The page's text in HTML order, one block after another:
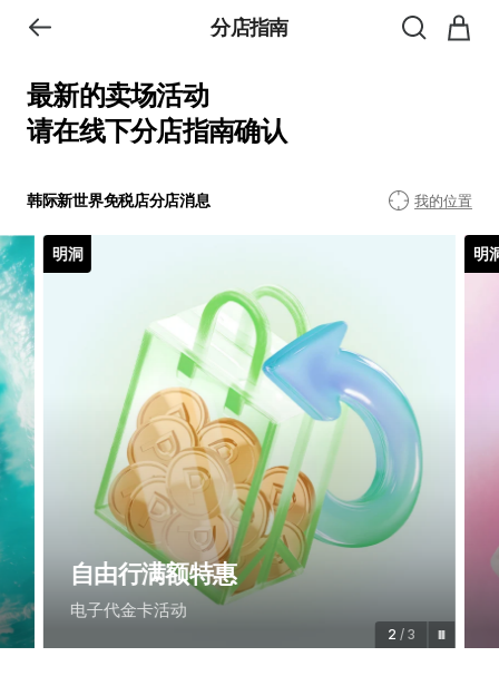
分店指南
最新的卖场活动
请在线下分店指南确认
韩际新世界免税店分店消息 我的位置
自由行满额特惠
电子代金卡活动
明洞 明
2 / 3